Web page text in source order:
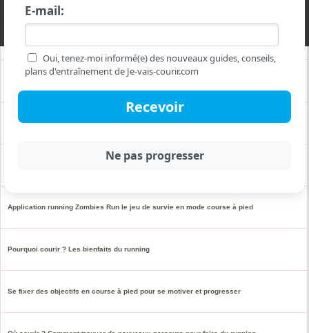
E-mail:
Oui, tenez-moi informé(e) des nouveaux guides, conseils,
plans d'entraînement de Je-vais-courir.com
Top des meilleurs titres chansons pour courir en musique
Les bonnes raisons de se remettre à courir au printemps
Application running Zombies Run le jeu de survie en mode course à pied
Pourquoi courir ? Les bienfaits du running
Se fixer des objectifs en course à pied pour se motiver et progresser